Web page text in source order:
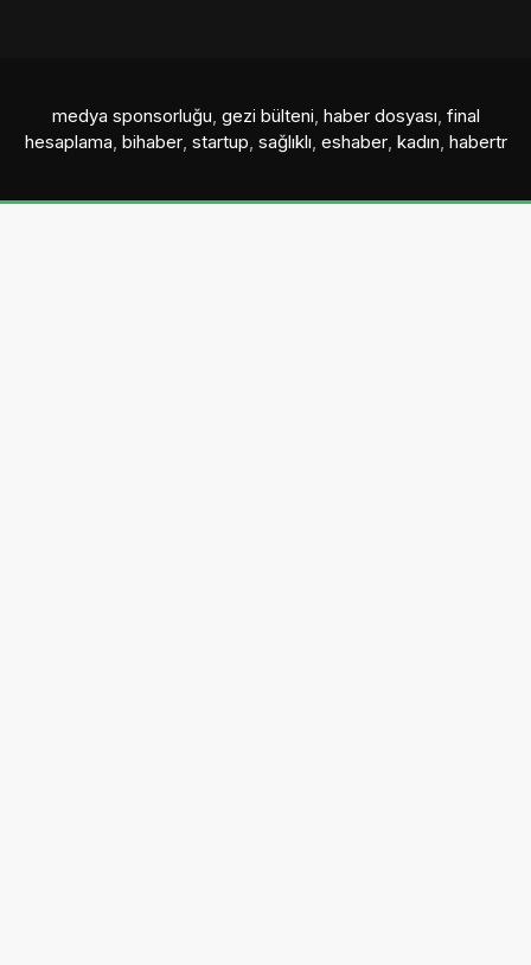
medya sponsorluğu, gezi bülteni, haber dosyası, final
hesaplama, bihaber, startup, sağlıklı, eshaber, kadın, habertr